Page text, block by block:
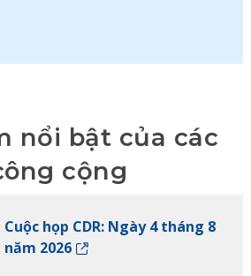
nổi bật của các
cộng
Cuộc họp CDR: Ngày 4 tháng 8
năm 2026